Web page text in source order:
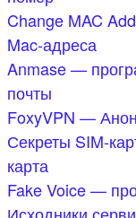
Change MAC
Mac-адреса
Anmase —
почты
FoxyVPN —
Секреты SIM-
карта
Fake Voice —
Исходники